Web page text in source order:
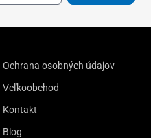
Ochrana osobných údajov
Veľkoobchod
Kontakt
Blog